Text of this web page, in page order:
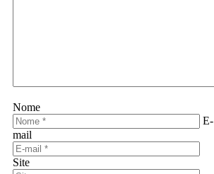
Nome
E-
mail
Site